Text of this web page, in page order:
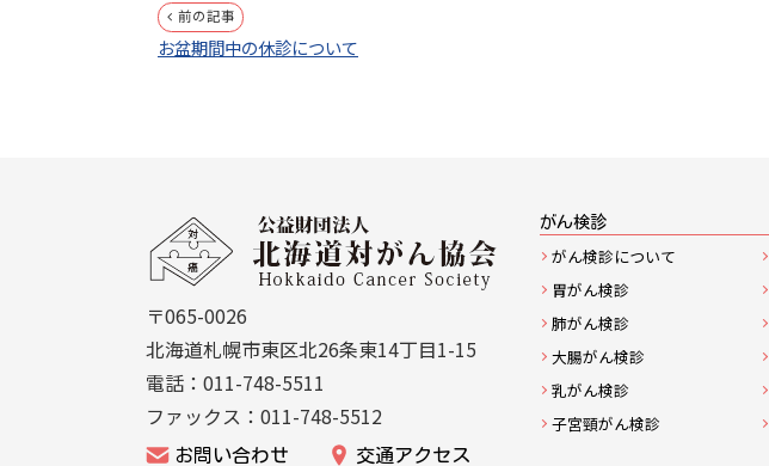
投
稿
ー
シ
ョ
ン
前の記事
お盆期間中の休診について
サ
イ
ト
マ
ッ
がん検診
がん検診について
胃がん検診
肺がん検診
大腸がん検診
乳がん検診
子宮頸がん検診
〒065-0026
北海道札幌市東区北26条東14丁目1-15
電話：011-748-5511
ファックス：011-748-5512
お問い合わせ 交通アクセス